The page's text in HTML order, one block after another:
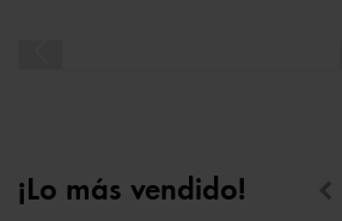
¡Lo más vendido!